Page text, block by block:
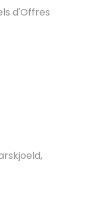
d'Offres